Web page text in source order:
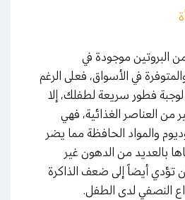
البروتين موجودة في
في الأسواق، فعلى الرغم
فطور سريعة لطفلك، إلا
من العناصر الغذائية، فهي
والمواد الحافظة مما يضر
بالعديد من الدهون غير
تؤدي أيضاً إلى ضعف الذاكرة
النصفي لدى الطفل.